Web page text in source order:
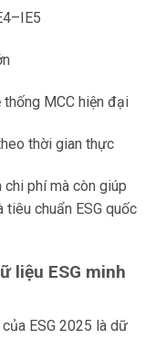
MCC hiện đại
thời gian thực
phí mà còn giúp
tiêu chuẩn ESG quốc
liệu ESG minh
ESG 2025 là dữ